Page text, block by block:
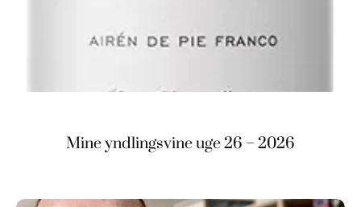
Mine yndlingsvine uge 26 – 2026